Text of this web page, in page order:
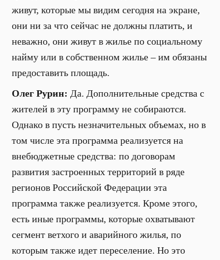
живут, которые мы видим сегодня на экране,
они ни за что сейчас не должны платить, и
неважно, они живут в жилье по социальному
найму или в собственном жилье – им обязаны
предоставить площадь.
Олег Рурин: Да. Дополнительные средства с
жителей в эту программу не собираются.
Однако в пусть незначительных объемах, но в
том числе эта программа реализуется на
внебюджетные средства: по договорам
развития застроенных территорий в ряде
регионов Российской Федерации эта
программа также реализуется. Кроме этого,
есть иные программы, которые охватывают
сегмент ветхого и аварийного жилья, по
которым также идет переселение. Но это